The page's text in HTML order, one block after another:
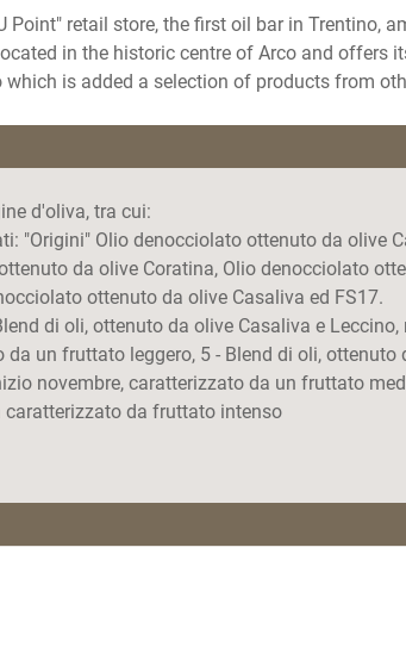
Point" retail store, the first oil bar in Trentino,
in the historic centre of Arco and offers
is added a selection of products from
d'oliva, tra cui:
"Origini" Olio denocciolato ottenuto da olive
da olive Coratina, Olio denocciolato
ottenuto da olive Casaliva ed FS17.
di oli, ottenuto da olive Casaliva e
da un fruttato leggero, 5 - Blend di oli, ottenuto
novembre, caratterizzato da un fruttato
caratterizzato da fruttato intenso